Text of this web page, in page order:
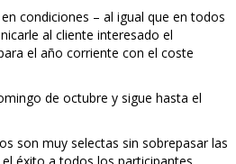
condiciones – al igual que en todos
al cliente interesado el
el año corriente con el coste
de octubre y sigue hasta el
son muy selectas sin sobrepasar las